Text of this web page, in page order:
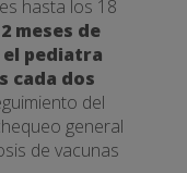
hasta los 18
meses de
pediatra
cada dos
del
general
de vacunas